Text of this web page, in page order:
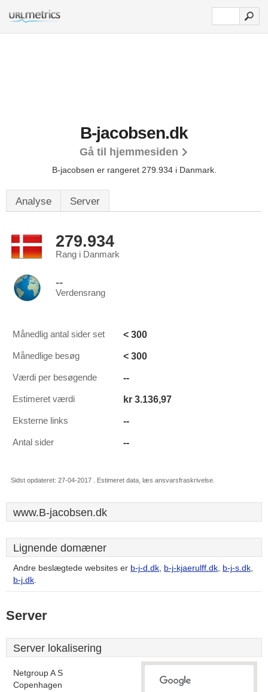
B-jacobsen.dk
Gå til hjemmesiden
B-jacobsen er rangeret 279.934 i Danmark.
Analyse Server
279.934
Rang i Danmark
--
Verdensrang
Månedlig antal sider set < 300
Månedlige besøg < 300
Værdi per besøgende --
Estimeret værdi kr 3.136,97
Eksterne links --
Antal sider --
Sidst opdateret: 27-04-2017 . Estimeret data, læs ansvarsfraskrivelse.
www.B-jacobsen.dk
Lignende domæner
Andre beslægtede websites er b-j-d.dk, b-j-kjaerulff.dk, b-j-s.dk,
b-j.dk.
Server
Server lokalisering
Netgroup A S
Copenhagen